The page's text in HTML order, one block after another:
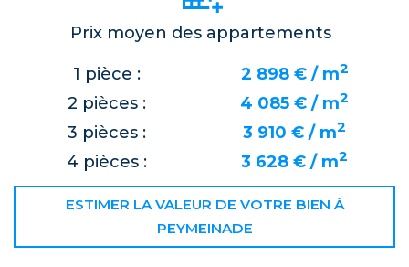
Prix moyen des appartements
1 pièce : 2 898 € / m2
2 pièces : 4 085 € / m2
3 pièces : 3 910 € / m2
4 pièces : 3 628 € / m2
ESTIMER LA VALEUR DE VOTRE BIEN À
PEYMEINADE